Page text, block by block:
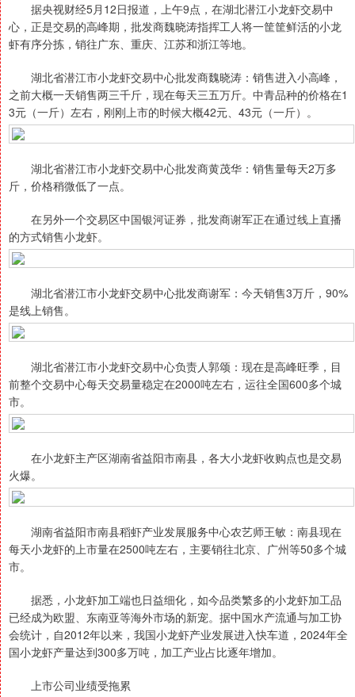
据央视财经5月12日报道，上午9点，在湖北潜江小龙虾交易中
心，正是交易的高峰期，批发商魏晓涛指挥工人将一筐筐鲜活的小龙
虾有序分拣，销往广东、重庆、江苏和浙江等地。
湖北省潜江市小龙虾交易中心批发商魏晓涛：销售进入小高峰，
之前大概一天销售两三千斤，现在每天三五万斤。中青品种的价格在1
3元（一斤）左右，刚刚上市的时候大概42元、43元（一斤）。
湖北省潜江市小龙虾交易中心批发商黄茂华：销售量每天2万多
斤，价格稍微低了一点。
在另外一个交易区中国银河证券，批发商谢军正在通过线上直播
的方式销售小龙虾。
湖北省潜江市小龙虾交易中心批发商谢军：今天销售3万斤，90%
是线上销售。
湖北省潜江市小龙虾交易中心负责人郭颂：现在是高峰旺季，目
前整个交易中心每天交易量稳定在2000吨左右，运往全国600多个城
市。
在小龙虾主产区湖南省益阳市南县，各大小龙虾收购点也是交易
火爆。
湖南省益阳市南县稻虾产业发展服务中心农艺师王敏：南县现在
每天小龙虾的上市量在2500吨左右，主要销往北京、广州等50多个城
市。
据悉，小龙虾加工端也日益细化，如今品类繁多的小龙虾加工品
已经成为欧盟、东南亚等海外市场的新宠。据中国水产流通与加工协
会统计，自2012年以来，我国小龙虾产业发展进入快车道，2024年全
国小龙虾产量达到300多万吨，加工产业占比逐年增加。
上市公司业绩受拖累